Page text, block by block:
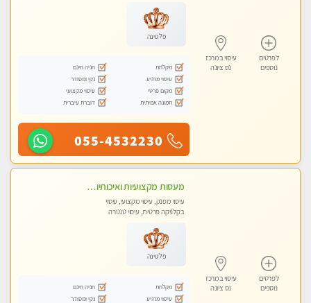
לפרטים
נוספים
עיסוי במרכז
נס ציונה
פלטינה
מקלחת
חניה חינם
עיסוי מרגיע
נקי ומסודר
מקום פרטי
עיסוי מקצועי
תמונה אמיתית
דוברת עיברית
055-4532230
לפרטים
נוספים
עיסוי במרכז
נס ציונה
מעסות מקצועיות ואיכותיות במקום פרטי
עיסוי מפנק, עיסוי מקצועי, עיסוי
בקלניקה פרטית, עיסוי טנטרה
פלטינה
מקלחת
חניה חינם
עיסוי מרגיע
נקי ומסודר